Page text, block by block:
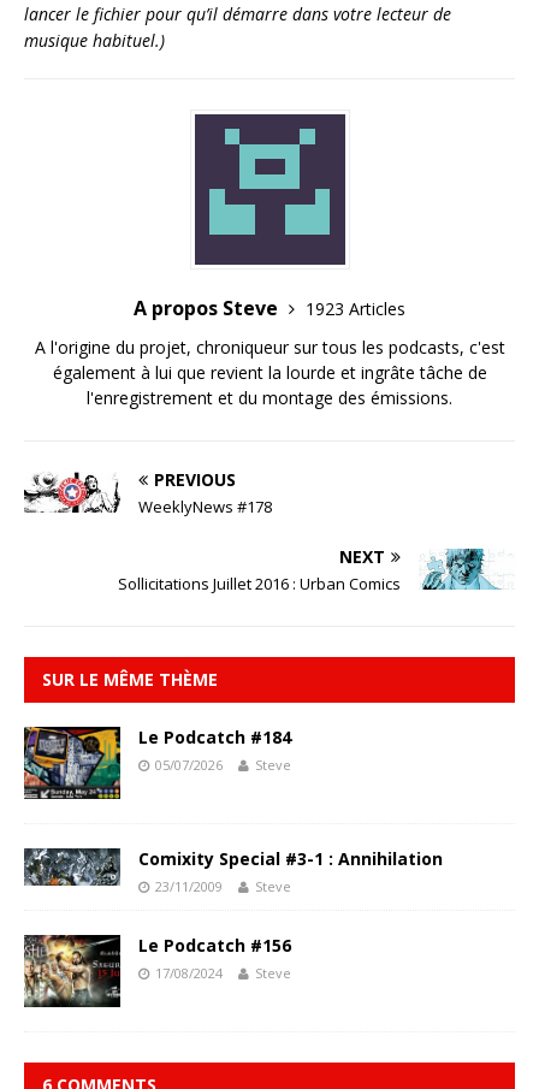
lancer le fichier pour qu’il démarre dans votre lecteur de
musique habituel.)
A propos Steve
1923 Articles
A l'origine du projet, chroniqueur sur tous les podcasts, c'est
également à lui que revient la lourde et ingrâte tâche de
l'enregistrement et du montage des émissions.
PREVIOUS
WeeklyNews #178
NEXT
Sollicitations Juillet 2016 : Urban Comics
SUR LE MÊME THÈME
Le Podcatch #184
05/07/2026 Steve
Comixity Special #3-1 : Annihilation
23/11/2009 Steve
Le Podcatch #156
17/08/2024 Steve